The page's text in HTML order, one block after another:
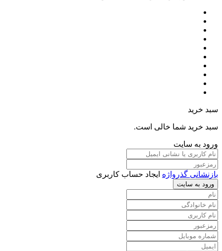
سبد خرید
سبد خرید شما خالی است.
ورود به سایت
بازنشانی گذرواژه ایجاد حساب کاربری
ورود به سایت